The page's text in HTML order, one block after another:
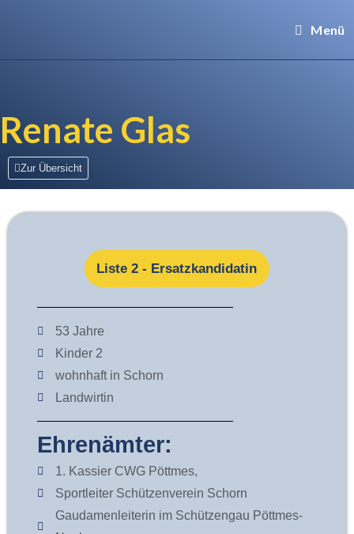
Menü
Renate Glas
Zur Übersicht
Liste 2 - Ersatzkandidatin
53 Jahre
Kinder 2
wohnhaft in Schorn
Landwirtin
Ehrenämter:
1. Kassier CWG Pöttmes,
Sportleiter Schützenverein Schorn
Gaudamenleiterin im Schützengau Pöttmes-